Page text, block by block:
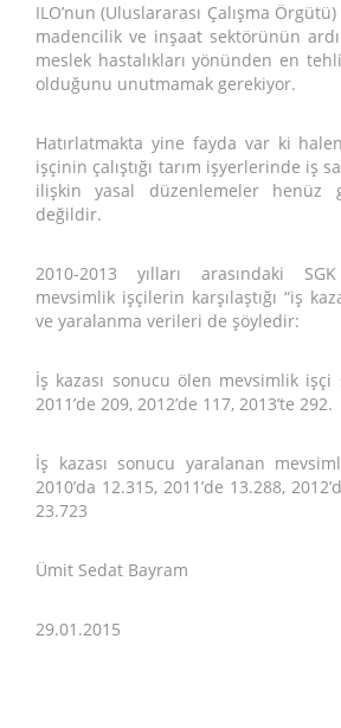
ILO’nun (Uluslararası Çalışma
madencilik ve inşaat sektörünün
meslek hastalıkları yönünden en
olduğunu unutmamak gerekiyor.
Hatırlatmakta yine fayda var ki
işçinin çalıştığı tarım işyerlerinde iş
ilişkin yasal düzenlemeler henüz
değildir.
2010-2013 yılları arasındaki
mevsimlik işçilerin karşılaştığı “iş
ve yaralanma verileri de şöyledir:
İş kazası sonucu ölen mevsimlik işçi
2011’de 209, 2012’de 117, 2013’te 292.
İş kazası sonucu yaralanan
2010’da 12.315, 2011’de 13.288,
23.723
Ümit Sedat Bayram
29.01.2015